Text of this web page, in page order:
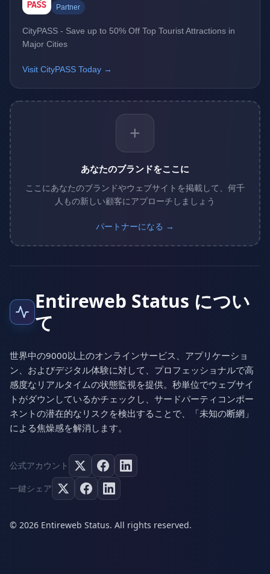
Partner
CityPASS - Save up to 50% Off Top Tourist Attractions in
Major Cities
Visit CityPASS Today →
+
あなたのブランドをここに
ここにあなたのブランドやウェブサイトを掲載して、何千
人もの新しい顧客にアプローチしましょう
パートナーになる →
Entireweb Status につい
て
世界中の9000以上のオンラインサービス、アプリケーショ
ン、およびデジタル体験に対して、プロフェッショナルで高
感度なリアルタイムの状態監視を提供。秒単位でウェブサイ
トがダウンしているかチェックし、サードパーティコンポー
ネントの潜在的なリスクを検出することで、「未知の断網」
による焦燥感を解消します。
公式アカウント
一鍵シェア
© 2026 Entireweb Status. All rights reserved.